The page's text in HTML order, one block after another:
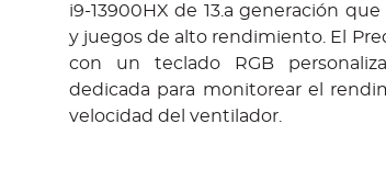
i9-13900HX de 13.a generación
y juegos de alto rendimiento. El
con un teclado RGB
dedicada para monitorear el
velocidad del ventilador.